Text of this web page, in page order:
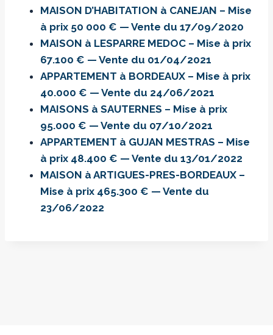
MAISON D’HABITATION à CANEJAN – Mise
à prix 50 000 € — Vente du 17/09/2020
MAISON à LESPARRE MEDOC – Mise à prix
67.100 € — Vente du 01/04/2021
APPARTEMENT à BORDEAUX – Mise à prix
40.000 € — Vente du 24/06/2021
MAISONS à SAUTERNES – Mise à prix
95.000 € — Vente du 07/10/2021
APPARTEMENT à GUJAN MESTRAS – Mise
à prix 48.400 € — Vente du 13/01/2022
MAISON à ARTIGUES-PRES-BORDEAUX –
Mise à prix 465.300 € — Vente du
23/06/2022